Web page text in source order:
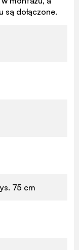
są dołączone.
75 cm